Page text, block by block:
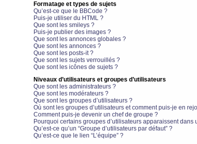
Formatage et types de sujets
Qu’est-ce que le BBCode ?
Puis-je utiliser du HTML ?
Que sont les smileys ?
Puis-je publier des images ?
Que sont les annonces globales ?
Que sont les annonces ?
Que sont les posts-it ?
Que sont les sujets verrouillés ?
Que sont les icônes de sujets ?
Niveaux d’utilisateurs et groupes d’utilisateurs
Que sont les administrateurs ?
Que sont les modérateurs ?
Que sont les groupes d’utilisateurs ?
Où sont les groupes d’utilisateurs et comment puis-je en
Comment puis-je devenir un chef de groupe ?
Pourquoi certains groupes d’utilisateurs apparaissent dans
Qu’est-ce qu’un “Groupe d’utilisateurs par défaut” ?
Qu’est-ce que le lien “L’équipe” ?